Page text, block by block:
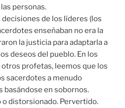
personas.
decisiones de los líderes (los
enseñaban no era la
la justicia para adaptarla a
deseos del pueblo. En los
profetas, leemos que los
sacerdotes a menudo
basándose en sobornos.